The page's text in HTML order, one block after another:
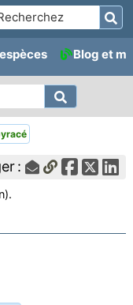
Blog et
: